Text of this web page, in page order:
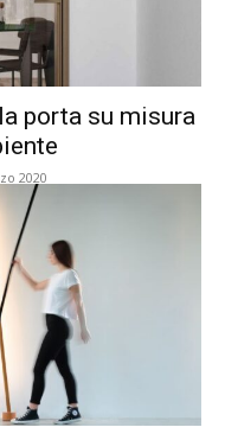
porta su misura
2020